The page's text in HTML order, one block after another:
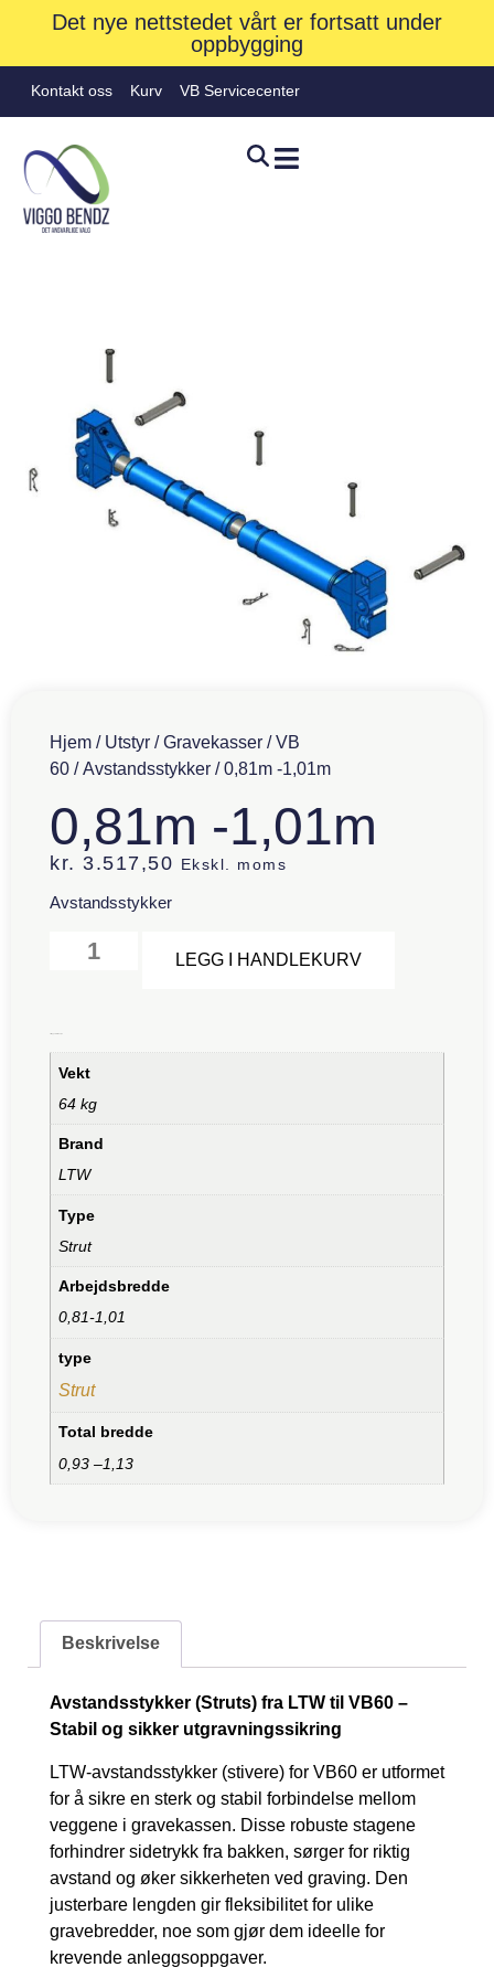
Det nye nettstedet vårt er fortsatt under
oppbygging
Kontakt oss Kurv VB Servicecenter
Hjem / Utstyr /Gravekasser /VB
60 /Avstandsstykker / 0,81m -1,01m
0,81m -1,01m
kr. 3.517,50 Ekskl. moms
Avstandsstykker
LEGG I HANDLEKURV
Vekt
64 kg
Brand
LTW
Type
Strut
Arbejdsbredde
0,81-1,01
type
Strut
Total bredde
0,93 –1,13
Beskrivelse
Avstandsstykker (Struts) fra LTW til VB60 –
Stabil og sikker utgravningssikring
LTW-avstandsstykker (stivere) for VB60 er utformet
for å sikre en sterk og stabil forbindelse mellom
veggene i gravekassen. Disse robuste stagene
forhindrer sidetrykk fra bakken, sørger for riktig
avstand og øker sikkerheten ved graving. Den
justerbare lengden gir fleksibilitet for ulike
gravebredder, noe som gjør dem ideelle for
krevende anleggsoppgaver.